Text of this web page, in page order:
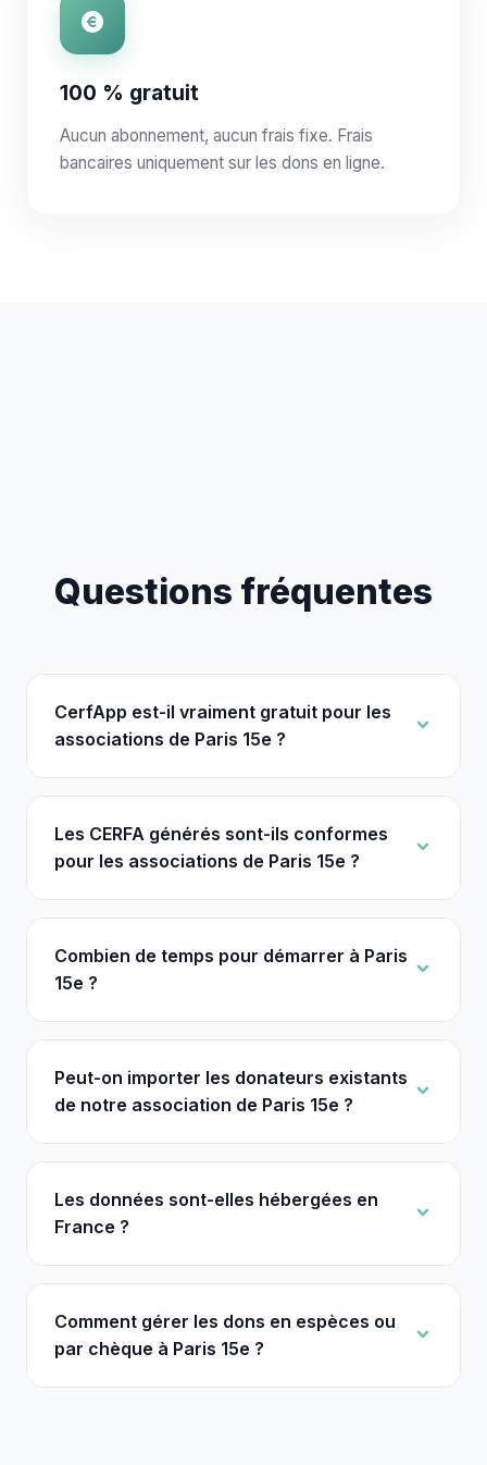
100 % gratuit
Aucun abonnement, aucun frais fixe. Frais
bancaires uniquement sur les dons en ligne.
Questions fréquentes
CerfApp est-il vraiment gratuit pour les
associations de Paris 15e ?
Les CERFA générés sont-ils conformes
pour les associations de Paris 15e ?
Combien de temps pour démarrer à Paris
15e ?
Peut-on importer les donateurs existants
de notre association de Paris 15e ?
Les données sont-elles hébergées en
France ?
Comment gérer les dons en espèces ou
par chèque à Paris 15e ?